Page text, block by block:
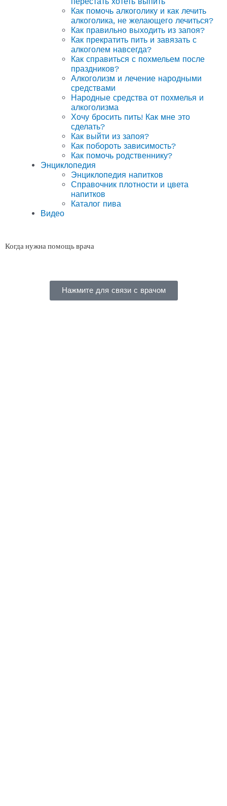
Как помочь алкоголику и как лечить
алкоголика, не желающего лечиться?
Как правильно выходить из запоя?
Как прекратить пить и завязать с
алкоголем навсегда?
Как справиться с похмельем после
праздников?
Алкоголизм и лечение народными
средствами
Народные средства от похмелья и
алкоголизма
Хочу бросить пить! Как мне это
сделать?
Как выйти из запоя?
Как побороть зависимость?
Как помочь родственнику?
Энциклопедия
Энциклопедия напитков
Справочник плотности и цвета
напитков
Каталог пива
Видео
Когда нужна помощь врача
Нажмите для связи с врачом